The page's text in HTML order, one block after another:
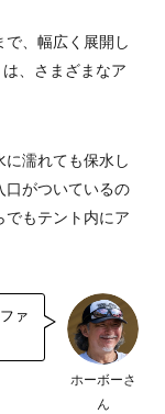
、幅広く展開し
、さまざまなア
濡れても保水し
口がついているの
でもテント内にア
ァ
ホーボーさ
ん